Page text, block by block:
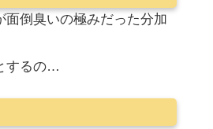
面倒臭いの極みだった分加
するの…